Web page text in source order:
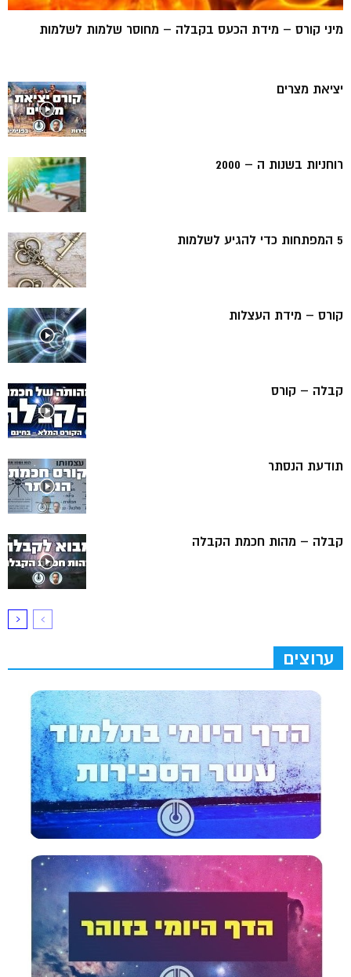
מיני קורס – מידת הכעס בקבלה – מחוסר שלמות לשלמות
יציאת מצרים
רוחניות בשנות ה – 2000
5 המפתחות כדי להגיע לשלמות
קורס – מידת העצלות
קבלה – קורס
תודעת הנסתר
קבלה – מהות חכמת הקבלה
ערוצים